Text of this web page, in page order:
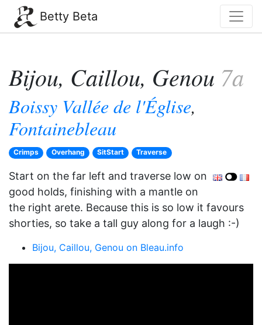
Betty Beta
Bijou, Caillou, Genou 7a
Boissy Vallée de l'Église,
Fontainebleau
Crimps Overhang SitStart Traverse
Start on the far left and traverse low on
good holds, finishing with a mantle on
the right arete. Because this is so low it favours
shorties, so take a tall guy along for a laugh :-)
Bijou, Caillou, Genou on Bleau.info